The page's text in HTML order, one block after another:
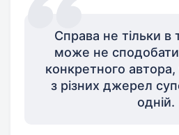
Справа не тільки
може не
конкретного
з різних джерел
одній.